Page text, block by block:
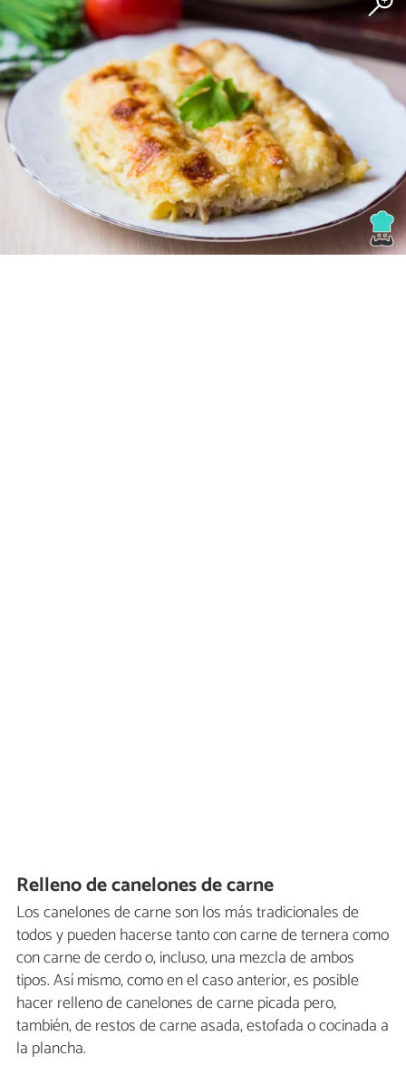
Relleno de canelones de carne
Los canelones de carne son los más tradicionales de
todos y pueden hacerse tanto con carne de ternera como
con carne de cerdo o, incluso, una mezcla de ambos
tipos. Así mismo, como en el caso anterior, es posible
hacer relleno de canelones de carne picada pero,
también, de restos de carne asada, estofada o cocinada a
la plancha.